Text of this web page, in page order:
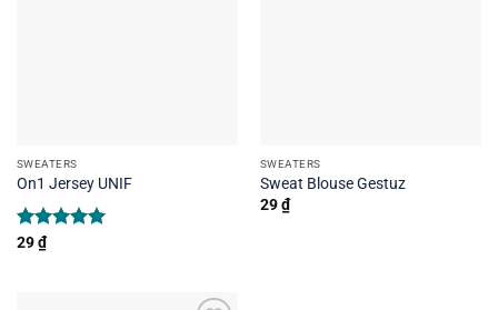
SWEATERS
On1 Jersey UNIF
Rated
29₫
SWEATERS
Sweat Blouse Gestuz
29₫